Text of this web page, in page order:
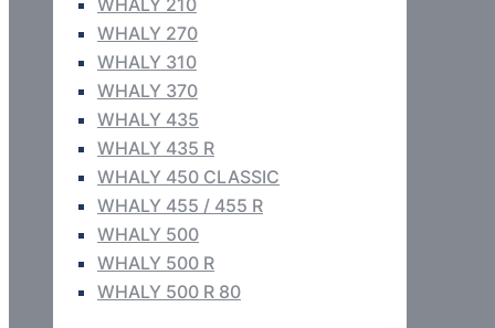
WHALY 210
WHALY 270
WHALY 310
WHALY 370
WHALY 435
WHALY 435 R
WHALY 450 CLASSIC
WHALY 455 / 455 R
WHALY 500
WHALY 500 R
WHALY 500 R 80